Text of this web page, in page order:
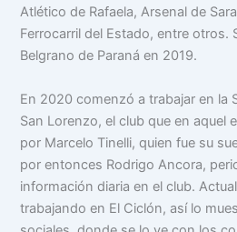
Atlético de Rafaela, Arsenal de
Ferrocarril del Estado, entre otros.
Belgrano de Paraná en 2019.
En 2020 comenzó a trabajar en la
San Lorenzo, el club que en aquel
por Marcelo Tinelli, quien fue su
por entonces Rodrigo Ancora,
información diaria en el club.
trabajando en El Ciclón, así lo